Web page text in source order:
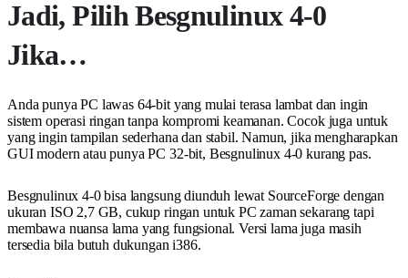
Jadi, Pilih Besgnulinux 4-0
Jika…
Anda punya PC lawas 64-bit yang mulai terasa lambat dan ingin
sistem operasi ringan tanpa kompromi keamanan. Cocok juga untuk
yang ingin tampilan sederhana dan stabil. Namun, jika mengharapkan
GUI modern atau punya PC 32-bit, Besgnulinux 4-0 kurang pas.
Besgnulinux 4-0 bisa langsung diunduh lewat SourceForge dengan
ukuran ISO 2,7 GB, cukup ringan untuk PC zaman sekarang tapi
membawa nuansa lama yang fungsional. Versi lama juga masih
tersedia bila butuh dukungan i386.